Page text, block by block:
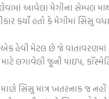
આવેલા મેગીના સેમ્પલ
કર્યો હતો કે મેગીમાં સિસુ
હેવી મેટલ છે જે વાતાવરણમાં
માટે લગાવેલી જૂની પાઇપ,
સિસુ માત્ર ખતરનાક જ